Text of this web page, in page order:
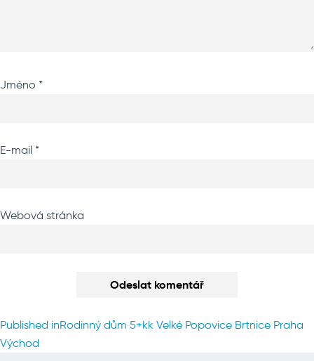
Jméno *
E-mail *
Webová stránka
Navigace
pro
Published inRodinný dům 5+kk Velké Popovice Brtnice Praha
Východ